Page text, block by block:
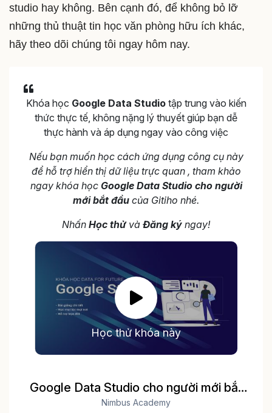
studio hay không. Bên cạnh đó, để không bỏ lỡ
những thủ thuật tin học văn phòng hữu ích khác,
hãy theo dõi chúng tôi ngay hôm nay.
Khóa học Google Data Studio tập trung vào kiến
thức thực tế, không nặng lý thuyết giúp bạn dễ
thực hành và áp dụng ngay vào công việc
Nếu bạn muốn học cách ứng dụng công cụ này
để hỗ trợ hiển thị dữ liệu trực quan , tham khảo
ngay khóa họcGoogle Data Studio cho người
mới bắt đầu của Gitiho nhé.
Nhấn Học thửvà Đăng ký ngay!
Học thử khóa này
Google Data Studio cho người mới bắt
đầu
Nimbus Academy